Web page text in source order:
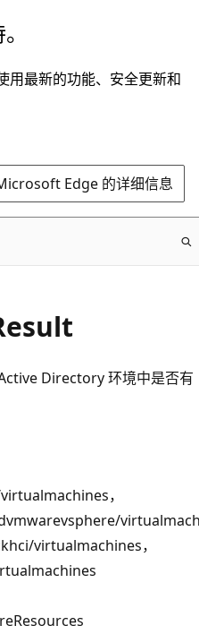
最新的功能、安全更新和
Edge 的详细信息
Directory 环境中是否有
，
virtualmachines，